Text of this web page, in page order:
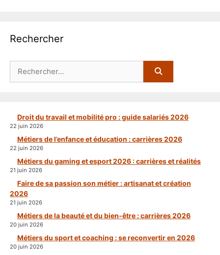
Rechercher
Droit du travail et mobilité pro : guide salariés 2026
22 juin 2026
Métiers de l’enfance et éducation : carrières 2026
22 juin 2026
Métiers du gaming et esport 2026 : carrières et réalités
21 juin 2026
Faire de sa passion son métier : artisanat et création
2026
21 juin 2026
Métiers de la beauté et du bien-être : carrières 2026
20 juin 2026
Métiers du sport et coaching : se reconvertir en 2026
20 juin 2026